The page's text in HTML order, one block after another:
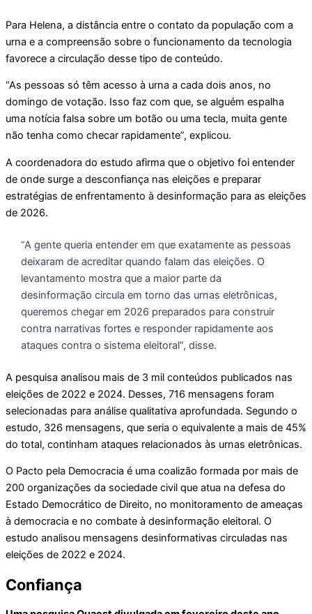
Para Helena, a distância entre o contato da população com a
urna e a compreensão sobre o funcionamento da tecnologia
favorece a circulação desse tipo de conteúdo.
“As pessoas só têm acesso à urna a cada dois anos, no
domingo de votação. Isso faz com que, se alguém espalha
uma notícia falsa sobre um botão ou uma tecla, muita gente
não tenha como checar rapidamente”, explicou.
A coordenadora do estudo afirma que o objetivo foi entender
de onde surge a desconfiança nas eleições e preparar
estratégias de enfrentamento à desinformação para as eleições
de 2026.
“A gente queria entender em que exatamente as pessoas
deixaram de acreditar quando falam das eleições. O
levantamento mostra que a maior parte da
desinformação circula em torno das urnas eletrônicas,
queremos chegar em 2026 preparados para construir
contra narrativas fortes e responder rapidamente aos
ataques contra o sistema eleitoral”, disse.
A pesquisa analisou mais de 3 mil conteúdos publicados nas
eleições de 2022 e 2024. Desses, 716 mensagens foram
selecionadas para análise qualitativa aprofundada. Segundo o
estudo, 326 mensagens, que seria o equivalente a mais de 45%
do total, continham ataques relacionados às urnas eletrônicas.
O Pacto pela Democracia é uma coalizão formada por mais de
200 organizações da sociedade civil que atua na defesa do
Estado Democrático de Direito, no monitoramento de ameaças
à democracia e no combate à desinformação eleitoral. O
estudo analisou mensagens desinformativas circuladas nas
eleições de 2022 e 2024.
Confiança